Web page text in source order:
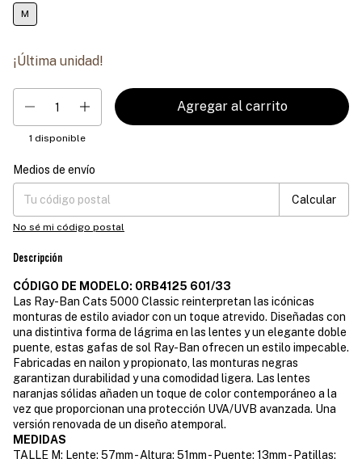
M
¡Última unidad!
1 disponible
Entregas para el CP:
Medios de envío
Calcular
No sé mi código postal
Descripción
CÓDIGO DE MODELO: 0RB4125 601/33
Las Ray-Ban Cats 5000 Classic reinterpretan las icónicas
monturas de estilo aviador con un toque atrevido. Diseñadas con
una distintiva forma de lágrima en las lentes y un elegante doble
puente, estas gafas de sol Ray-Ban ofrecen un estilo impecable.
Fabricadas en nailon y propionato, las monturas negras
garantizan durabilidad y una comodidad ligera. Las lentes
naranjas sólidas añaden un toque de color contemporáneo a la
vez que proporcionan una protección UVA/UVB avanzada. Una
versión renovada de un diseño atemporal.
MEDIDAS
TALLE M: Lente: 57mm - Altura: 51mm - Puente: 13mm - Patillas: